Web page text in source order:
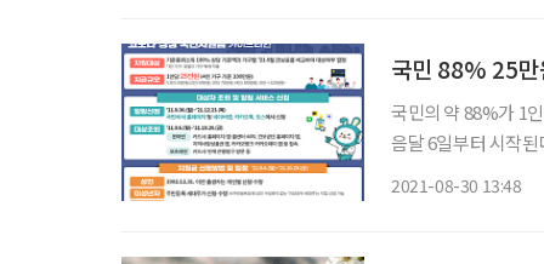
국민 88% 25만
국민의 약 88%가 1
음달 6일부터 시작된다. 정부는 30일 오전 정부서울청사에서 국민지원금 대상자
2021-08-30 13:48